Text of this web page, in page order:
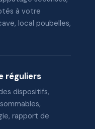
à votre
local poubelles,
réguliers
dispositifs,
rapport de